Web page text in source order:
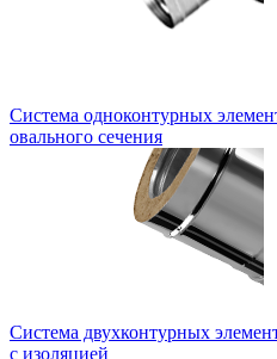
Система одноконтурных
овального сечения
Система двухконтурных
с изоляцией